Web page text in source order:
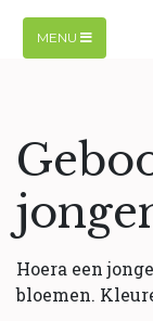
MENU
Hoera een
bloemen.